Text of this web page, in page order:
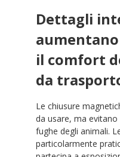
Dettagli
il comfort
da
Le chiusure
da usare, ma
fughe degli animali.
particolarmente